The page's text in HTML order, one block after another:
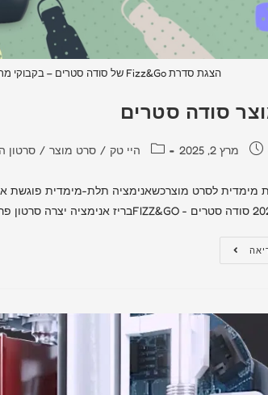
הצגת סדרת Fizz&Go של סודה סטרים – בקבוקי מתכת יוקרתיים במבחר צבעים מתוך סרט מוצר תלת־ממדי
סודה סטרים
מרץ 2, 2025 היי טק / סרט מוצר / סרטון
מימדית לסרט מוצרכשאנימציה תלת-מימדית פוגשת